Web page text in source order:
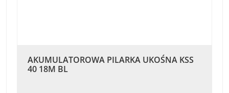
AKUMULATOROWA PILARKA UKOŚNA KSS
40 18M BL